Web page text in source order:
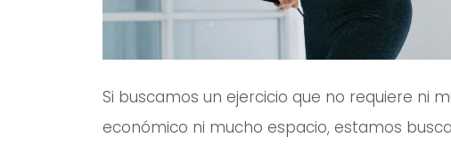
Si buscamos un ejercicio que no requiere ni
económico ni mucho espacio, estamos